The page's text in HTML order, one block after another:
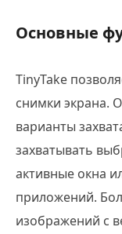
Основные
TinyTake
снимки экрана.
варианты
захватывать
активные окна
приложений.
изображений с